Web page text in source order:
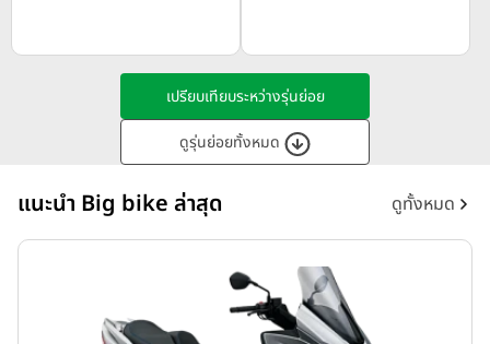
เปรียบเทียบระหว่างรุ่นย่อย
ดูรุ่นย่อยทั้งหมด
แนะนำ Big bike ล่าสุด ดูทั้งหมด